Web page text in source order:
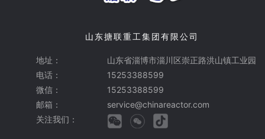
山东搪联重工集团有限公司
地址：
山东省淄博市淄川区崇正路洪山镇工业园
电话：
15253388599
微信：
15253388599
邮箱：
service@chinareactor.com
关注我们：